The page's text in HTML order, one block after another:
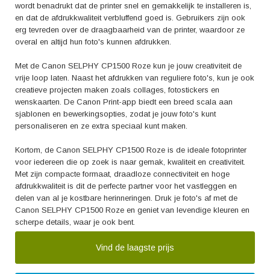
wordt benadrukt dat de printer snel en gemakkelijk te installeren is,
en dat de afdrukkwaliteit verbluffend goed is. Gebruikers zijn ook
erg tevreden over de draagbaarheid van de printer, waardoor ze
overal en altijd hun foto's kunnen afdrukken.
Met de Canon SELPHY CP1500 Roze kun je jouw creativiteit de
vrije loop laten. Naast het afdrukken van reguliere foto's, kun je ook
creatieve projecten maken zoals collages, fotostickers en
wenskaarten. De Canon Print-app biedt een breed scala aan
sjablonen en bewerkingsopties, zodat je jouw foto's kunt
personaliseren en ze extra speciaal kunt maken.
Kortom, de Canon SELPHY CP1500 Roze is de ideale fotoprinter
voor iedereen die op zoek is naar gemak, kwaliteit en creativiteit.
Met zijn compacte formaat, draadloze connectiviteit en hoge
afdrukkwaliteit is dit de perfecte partner voor het vastleggen en
delen van al je kostbare herinneringen. Druk je foto's af met de
Canon SELPHY CP1500 Roze en geniet van levendige kleuren en
scherpe details, waar je ook bent.
Vind de laagste prijs